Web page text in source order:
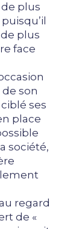
plus
plus
face
son
ses
place
société,
regard
de «